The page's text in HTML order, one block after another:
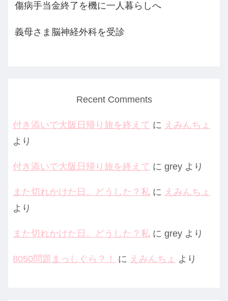
傷病手当金終了を機に一人暮らしへ
義母さま脳神経外科を受診
Recent Comments
付き添いで大阪日帰り旅を終えて に えみんちょ
より
付き添いで大阪日帰り旅を終えて に grey より
また切れかけた日。どうした？私 に えみんちょ
より
また切れかけた日。どうした？私 に grey より
8050問題まっしぐら？！ に えみんちょ より